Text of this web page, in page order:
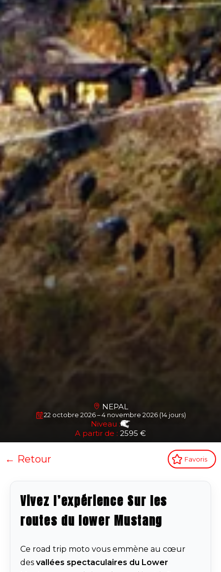
NEPAL
22 octobre 2026 – 4 novembre 2026 (14 jours)
Niveau :
A partir de : 2595 €
← Retour Favoris
Vivez l’expérience Sur les
routes du lower Mustang
Ce road trip moto vous emmène au cœur
des vallées spectaculaires du Lower